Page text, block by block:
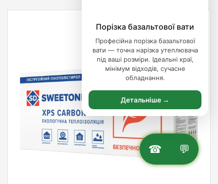
☎ 💬
Порізка базальтової вати
Професійна порізка базальтової
вати — точна нарізка утеплювача
під ваші розміри. Ідеальні краї,
мінімум відходів, сучасне
обладнання.
Детальніше →